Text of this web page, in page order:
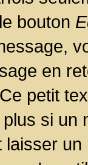
bouton
en
petit
si un